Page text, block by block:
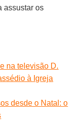
assustar os
na televisão D.
à Igreja
desde o Natal: o